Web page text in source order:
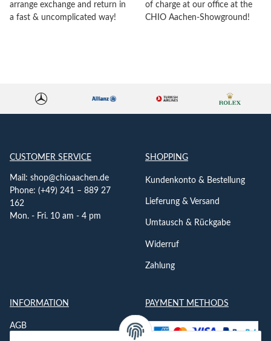
arrange exchange and return in
a fast & uncomplicated way!
of charge at our office at the
CHIO Aachen-Showground!
CUSTOMER SERVICE
Mail: shop@chioaachen.de
Phone: (+49) 241 – 889 27
162
Mon. - Fri. 10 am - 4 pm
SHOPPING
Kundenkonto & Bestellung
Lieferung & Versand
Umtausch & Rückgabe
Widerruf
Zahlung
INFORMATION
AGB
PAYMENT METHODS